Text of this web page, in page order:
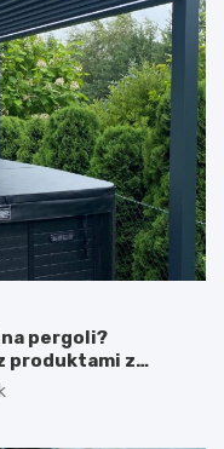
pergoli?
produktami z